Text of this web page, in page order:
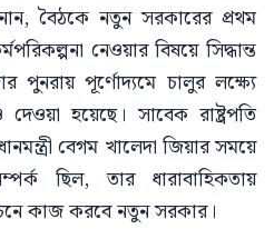
বৈঠকে নতুন সরকারের প্রথম
নেওয়ার বিষয়ে সিদ্ধান্ত
পুনরায় পূর্ণোদ্যমে চালুর লক্ষ্যে
দেওয়া হয়েছে। সাবেক রাষ্ট্রপতি
বেগম খালেদা জিয়ার সময়ে
ছিল, তার ধারাবাহিকতায়
কাজ করবে নতুন সরকার।